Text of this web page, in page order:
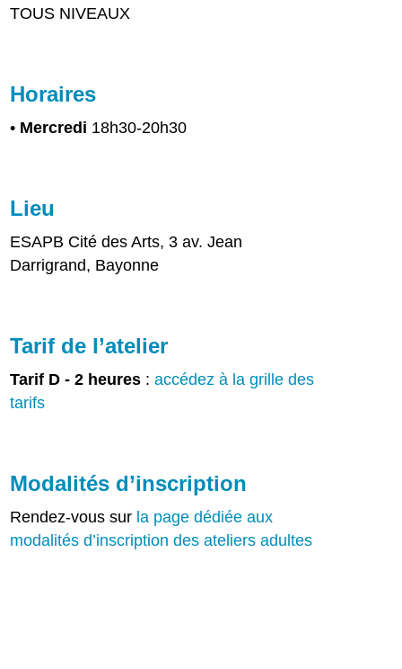
TOUS NIVEAUX
Horaires
• Mercredi 18h30-20h30
Lieu
ESAPB Cité des Arts, 3 av. Jean
Darrigrand, Bayonne
Tarif de l’atelier
Tarif D - 2 heures :accédez à la grille des
tarifs
Modalités d’inscription
Rendez-vous sur la page dédiée aux
modalités d’inscription des ateliers adultes